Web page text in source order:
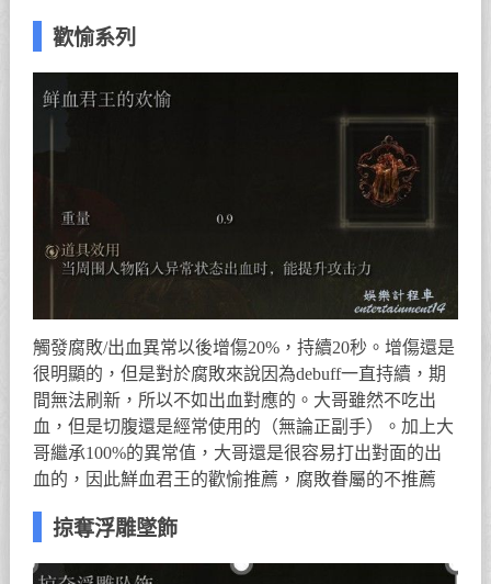
歡愉系列
觸發腐敗/出血異常以後增傷20%，持續20秒。增傷還是
很明顯的，但是對於腐敗來說因為debuff一直持續，期
間無法刷新，所以不如出血對應的。大哥雖然不吃出
血，但是切腹還是經常使用的（無論正副手）。加上大
哥繼承100%的異常值，大哥還是很容易打出對面的出
血的，因此鮮血君王的歡愉推薦，腐敗眷屬的不推薦
掠奪浮雕墜飾